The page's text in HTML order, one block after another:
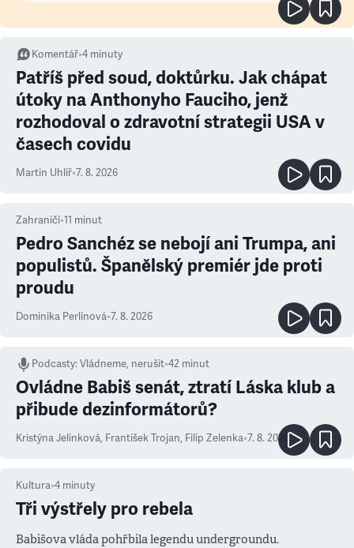
Komentář•4 minuty
Patříš před soud, doktůrku. Jak chápat
útoky na Anthonyho Fauciho, jenž
rozhodoval o zdravotní strategii USA v
časech covidu
Martin Uhlíř•7. 8. 2026
Zahraničí•11 minut
Pedro Sanchéz se nebojí ani Trumpa, ani
populistů. Španělský premiér jde proti
proudu
Dominika Perlínová•7. 8. 2026
Podcasty:Vládneme, nerušit•42 minut
Ovládne Babiš senát, ztratí Láska klub a
přibude dezinformátorů?
Kristýna Jelínková, František Trojan, Filip Zelenka•7. 8. 2026
Kultura•4 minuty
Tři výstřely pro rebela
Babišova vláda pohřbila legendu undergroundu.